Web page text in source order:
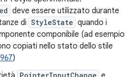
deve essere utilizzato durante
di StyleState quando i
componibile (ad esempio
copiati nello stato dello stile
)